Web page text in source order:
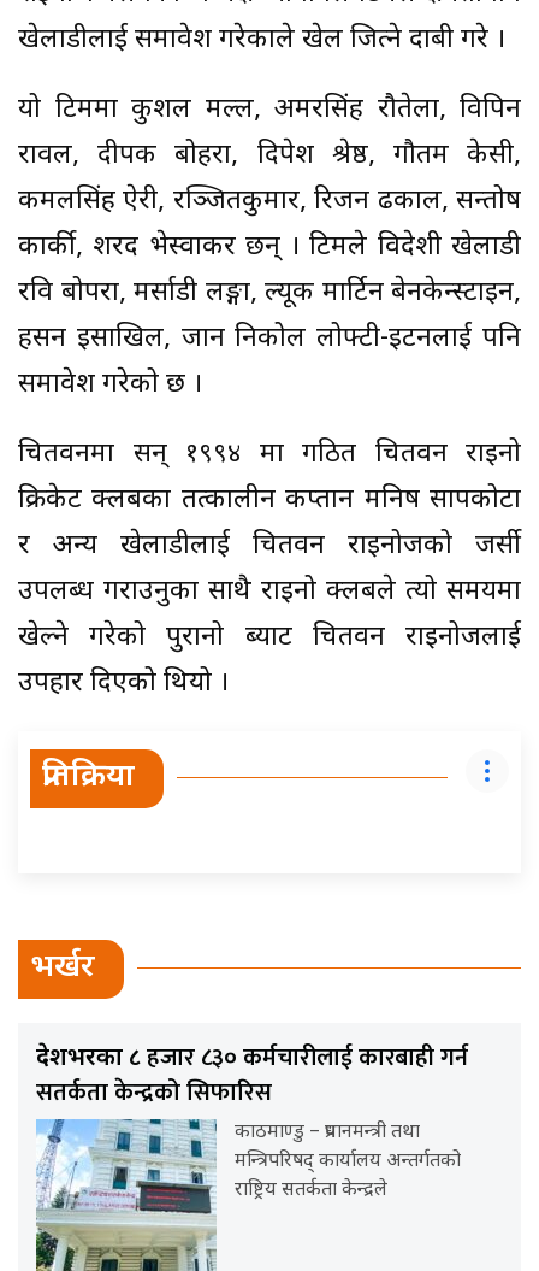
खेलाडीलाई समावेश गरेकाले खेल जित्ने दाबी गरे ।
यो टिममा कुशल मल्ल, अमरसिंह रौतेला, विपिन
रावल, दीपक बोहरा, दिपेश श्रेष्ठ, गौतम केसी,
कमलसिंह ऐरी, रञ्जितकुमार, रिजन ढकाल, सन्तोष
कार्की, शरद भेस्वाकर छन् । टिमले विदेशी खेलाडी
रवि बोपरा, मर्साडी लङ्गा, ल्यूक मार्टिन बेनकेन्स्टाइन,
हसन इसाखिल, जान निकोल लोफ्टी-इटनलाई पनि
समावेश गरेको छ ।
चितवनमा सन् १९९४ मा गठित चितवन राइनो
क्रिकेट क्लबका तत्कालीन कप्तान मनिष सापकोटा
र अन्य खेलाडीलाई चितवन राइनोजको जर्सी
उपलब्ध गराउनुका साथै राइनो क्लबले त्यो समयमा
खेल्ने गरेको पुरानो ब्याट चितवन राइनोजलाई
उपहार दिएको थियो ।
प्रतिक्रिया
भर्खर
देशभरका ८हजार ८३० कर्मचारीलाई कारबाही गर्न
सतर्कता केन्द्रको सिफारिस
काठमाण्डु – प्रधानमन्त्री तथा
मन्त्रिपरिषद् कार्यालय अन्तर्गतको
राष्ट्रिय सतर्कता केन्द्रले